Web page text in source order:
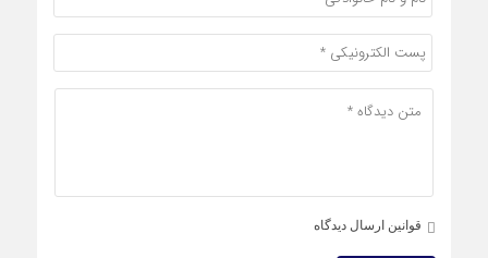
قوانین ارسال دیدگاه